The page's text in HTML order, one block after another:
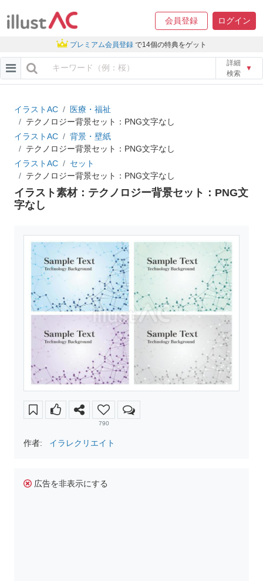
会員登録 ログイン
プレミアム会員登録 で14個の特典をゲット
詳細
検索
▼
イラストAC
医療・福祉
テクノロジー背景セット：PNG文字なし
イラストAC
背景・壁紙
テクノロジー背景セット：PNG文字なし
イラストAC
セット
テクノロジー背景セット：PNG文字なし
イラスト素材：テクノロジー背景セット：PNG文
字なし
790
作者: イラレクリエイト
広告を非表示にする